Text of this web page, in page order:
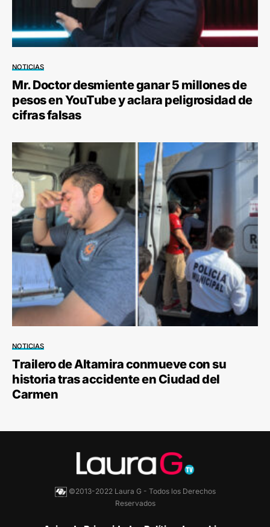
NOTICIAS
Mr. Doctor desmiente ganar 5 millones de
pesos en YouTube y aclara peligrosidad de
cifras falsas
NOTICIAS
Trailero de Altamira conmueve con su
historia tras accidente en Ciudad del
Carmen
©2013-2022 Laura G - Todos los Derechos
Reservados